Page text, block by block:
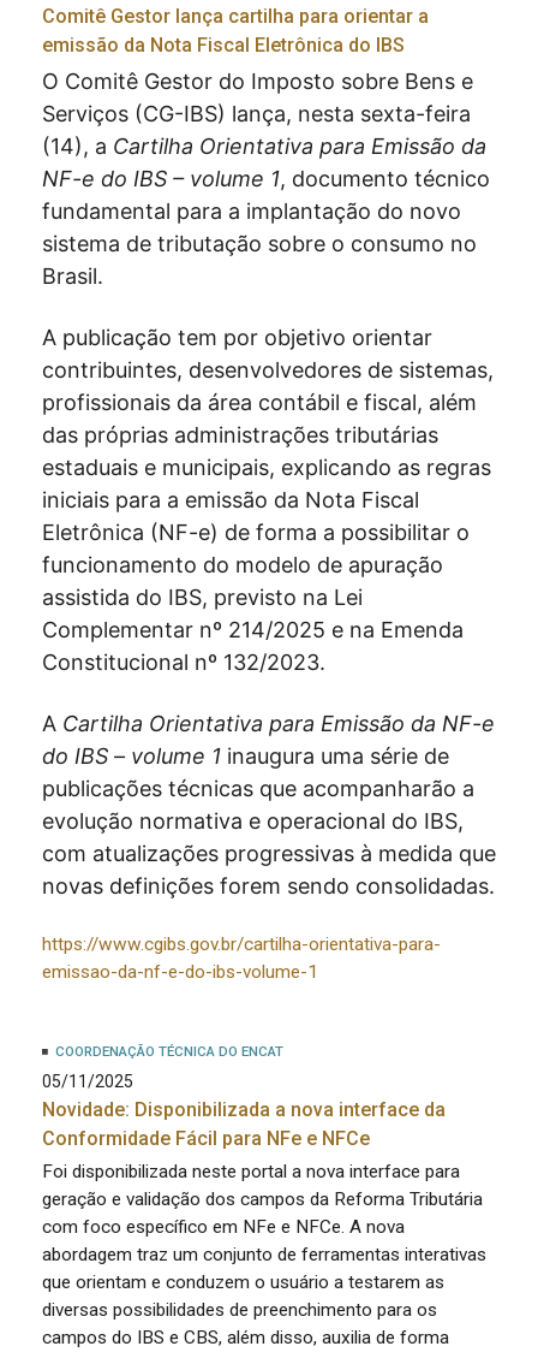
Comitê Gestor lança cartilha para orientar a
emissão da Nota Fiscal Eletrônica do IBS
O Comitê Gestor do Imposto sobre Bens e
Serviços (CG-IBS) lança, nesta sexta-feira
(14), a Cartilha Orientativa para Emissão da
NF-e do IBS – volume 1, documento técnico
fundamental para a implantação do novo
sistema de tributação sobre o consumo no
Brasil.
A publicação tem por objetivo orientar
contribuintes, desenvolvedores de sistemas,
profissionais da área contábil e fiscal, além
das próprias administrações tributárias
estaduais e municipais, explicando as regras
iniciais para a emissão da Nota Fiscal
Eletrônica (NF-e) de forma a possibilitar o
funcionamento do modelo de apuração
assistida do IBS, previsto na Lei
Complementar nº 214/2025 e na Emenda
Constitucional nº 132/2023.
A Cartilha Orientativa para Emissão da NF-e
do IBS – volume 1inaugura uma série de
publicações técnicas que acompanharão a
evolução normativa e operacional do IBS,
com atualizações progressivas à medida que
novas definições forem sendo consolidadas.
https://www.cgibs.gov.br/cartilha-orientativa-para-
emissao-da-nf-e-do-ibs-volume-1
COORDENAÇÃO TÉCNICA DO ENCAT
05/11/2025
Novidade: Disponibilizada a nova interface da
Conformidade Fácil para NFe e NFCe
Foi disponibilizada neste portal a nova interface para
geração e validação dos campos da Reforma Tributária
com foco específico em NFe e NFCe. A nova
abordagem traz um conjunto de ferramentas interativas
que orientam e conduzem o usuário a testarem as
diversas possibilidades de preenchimento para os
campos do IBS e CBS, além disso, auxilia de forma